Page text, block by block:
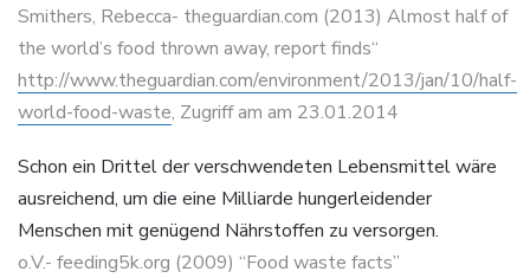
Smithers, Rebecca- theguardian.com (2013) Almost half of
the world’s food thrown away, report finds“
http://www.theguardian.com/environment/2013/jan/10/half-
world-food-waste, Zugriff am am 23.01.2014
Schon ein Drittel der verschwendeten Lebensmittel wäre
ausreichend, um die eine Milliarde hungerleidender
Menschen mit genügend Nährstoffen zu versorgen.
o.V.- feeding5k.org (2009) “Food waste facts”